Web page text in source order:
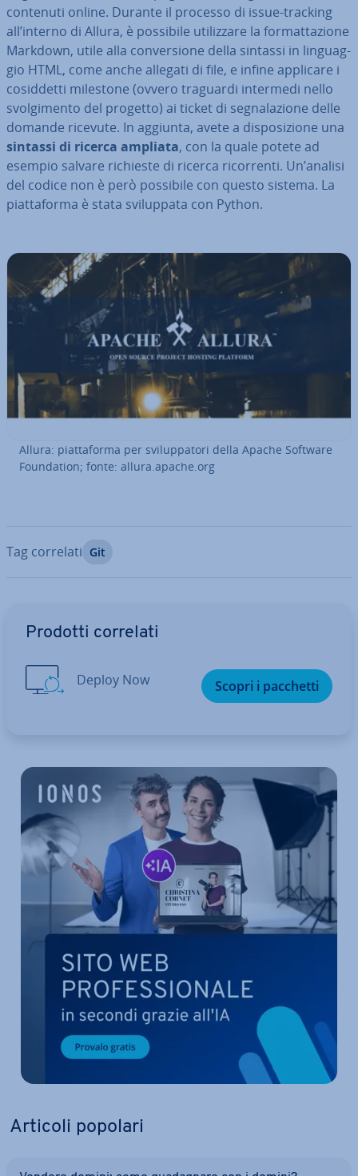
contenuti online. Durante il processo di issue-tracking
all’interno di Allura, è possibile uti­liz­za­re la for­mat­ta­zio­ne
Markdown, utile alla con­ver­sio­ne della sintassi in lin­guag­
gio HTML, come anche allegati di file, e infine applicare i
co­sid­det­ti milestone (ovvero traguardi intermedi nello
svol­gi­men­to del progetto) ai ticket di se­gna­la­zio­ne delle
domande ricevute. In aggiunta, avete a di­spo­si­zio­ne una
sintassi di ricerca ampliata, con la quale potete ad
esempio salvare richieste di ricerca ri­cor­ren­ti. Un’analisi
del codice non è però possibile con questo sistema. La
piat­ta­for­ma è stata svi­lup­pa­ta con Python.
Allura: piat­ta­for­ma per svi­lup­pa­to­ri della Apache Software
Foun­da­tion; fonte: allura.apache.org
Tag correlati Git
Prodotti correlati
Deploy Now Scopri i pacchetti
Articoli popolari